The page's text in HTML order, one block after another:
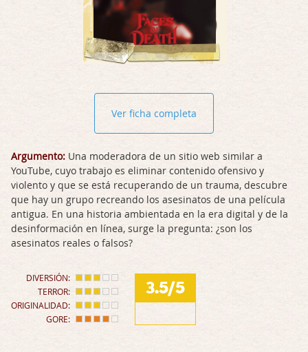
Ver ficha completa
Argumento: Una moderadora de un sitio web similar a
YouTube, cuyo trabajo es eliminar contenido ofensivo y
violento y que se está recuperando de un trauma, descubre
que hay un grupo recreando los asesinatos de una película
antigua. En una historia ambientada en la era digital y de la
desinformación en línea, surge la pregunta: ¿son los
asesinatos reales o falsos?
DIVERSIÓN:
TERROR:
ORIGINALIDAD:
GORE:
3.5/5